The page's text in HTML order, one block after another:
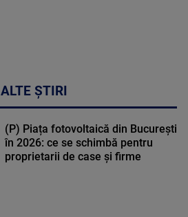
ALTE ȘTIRI
(P) Piața fotovoltaică din București
în 2026: ce se schimbă pentru
proprietarii de case și firme